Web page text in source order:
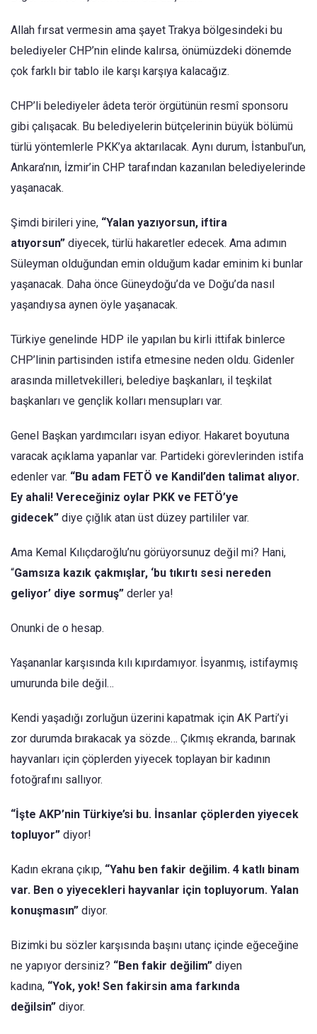
Allah fırsat vermesin ama şayet Trakya bölgesindeki bu
belediyeler CHP’nin elinde kalırsa, önümüzdeki dönemde
çok farklı bir tablo ile karşı karşıya kalacağız.
CHP’li belediyeler âdeta terör örgütünün resmî sponsoru
gibi çalışacak. Bu belediyelerin bütçelerinin büyük bölümü
türlü yöntemlerle PKK’ya aktarılacak. Aynı durum, İstanbul’un,
Ankara’nın, İzmir’in CHP tarafından kazanılan belediyelerinde
yaşanacak.
Şimdi birileri yine, “Yalan yazıyorsun, iftira
atıyorsun” diyecek, türlü hakaretler edecek. Ama adımın
Süleyman olduğundan emin olduğum kadar eminim ki bunlar
yaşanacak. Daha önce Güneydoğu’da ve Doğu’da nasıl
yaşandıysa aynen öyle yaşanacak.
Türkiye genelinde HDP ile yapılan bu kirli ittifak binlerce
CHP’linin partisinden istifa etmesine neden oldu. Gidenler
arasında milletvekilleri, belediye başkanları, il teşkilat
başkanları ve gençlik kolları mensupları var.
Genel Başkan yardımcıları isyan ediyor. Hakaret boyutuna
varacak açıklama yapanlar var. Partideki görevlerinden istifa
edenler var. “Bu adam FETÖ ve Kandil’den talimat alıyor.
Ey ahali! Vereceğiniz oylar PKK ve FETÖ’ye
gidecek” diye çığlık atan üst düzey partililer var.
Ama Kemal Kılıçdaroğlu’nu görüyorsunuz değil mi? Hani,
“Gamsıza kazık çakmışlar, ‘bu tıkırtı sesi nereden
geliyor’ diye sormuş” derler ya!
Onunki de o hesap.
Yaşananlar karşısında kılı kıpırdamıyor. İsyanmış, istifaymış
umurunda bile değil…
Kendi yaşadığı zorluğun üzerini kapatmak için AK Parti’yi
zor durumda bırakacak ya sözde… Çıkmış ekranda, barınak
hayvanları için çöplerden yiyecek toplayan bir kadının
fotoğrafını sallıyor.
“İşte AKP’nin Türkiye’si bu. İnsanlar çöplerden yiyecek
topluyor” diyor!
Kadın ekrana çıkıp, “Yahu ben fakir değilim. 4 katlı binam
var. Ben o yiyecekleri hayvanlar için topluyorum. Yalan
konuşmasın” diyor.
Bizimki bu sözler karşısında başını utanç içinde eğeceğine
ne yapıyor dersiniz? “Ben fakir değilim” diyen
kadına, “Yok, yok! Sen fakirsin ama farkında
değilsin” diyor.